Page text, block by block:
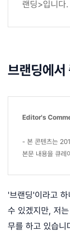
랜딩>입니다.
브랜딩에서
Editor's
- 본 콘텐츠는
본문 내용을 큐레
'브랜딩'이라고
수 있겠지만, 저
무를 하고 있습니